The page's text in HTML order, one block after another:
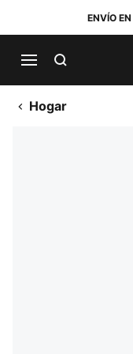
ENVÍO
Hogar